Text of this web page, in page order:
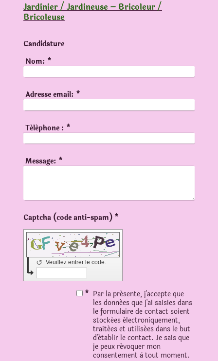
Jardinier / Jardineuse – Bricoleur /
Bricoleuse
Candidature
Nom: *
Adresse email: *
Téléphone : *
Message: *
Captcha (code anti-spam) *
Veuillez entrer le code.
↺
* Par la présente, j'accepte que
les données que j'ai saisies dans
le formulaire de contact soient
stockées électroniquement,
traitées et utilisées dans le but
d'établir le contact. Je sais que
je peux révoquer mon
consentement à tout moment.